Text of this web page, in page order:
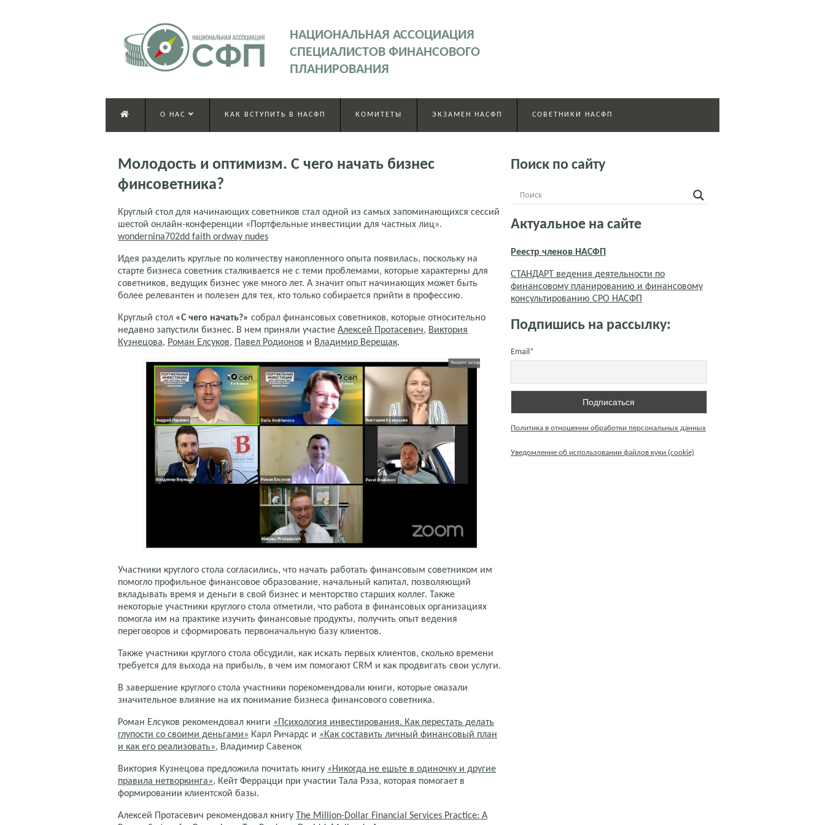
НАЦИОНАЛЬНАЯ АССОЦИАЦИЯ
СПЕЦИАЛИСТОВ ФИНАНСОВОГО
ПЛАНИРОВАНИЯ
О НАС КАК ВСТУПИТЬ В НАСФП КОМИТЕТЫ ЭКЗАМЕН НАСФП СОВЕТНИКИ НАСФП
Молодость и оптимизм. С чего начать бизнес
финсоветника?
Круглый стол для начинающих советников стал одной из самых запоминающихся сессий
шестой онлайн-конференции «Портфельные инвестиции для частных лиц».
wondernina702dd faith ordway nudes
Идея разделить круглые по количеству накопленного опыта появилась, поскольку на
старте бизнеса советник сталкивается не с теми проблемами, которые характерны для
советников, ведущих бизнес уже много лет. А значит опыт начинающих может быть
более релевантен и полезен для тех, кто только собирается прийти в профессию.
Круглый стол «С чего начать?» собрал финансовых советников, которые относительно
недавно запустили бизнес. В нем приняли участие Алексей Протасевич, Виктория
Кузнецова, Роман Елсуков, Павел Родионов и Владимир Верещак.
Участники круглого стола согласились, что начать работать финансовым советником им
помогло профильное финансовое образование, начальный капитал, позволяющий
вкладывать время и деньги в свой бизнес и менторство старших коллег. Также
некоторые участники круглого стола отметили, что работа в финансовых организациях
помогла им на практике изучить финансовые продукты, получить опыт ведения
переговоров и сформировать первоначальную базу клиентов.
Также участники круглого стола обсудили, как искать первых клиентов, сколько времени
требуется для выхода на прибыль, в чем им помогают CRM и как продвигать свои услуги.
В завершение круглого стола участники порекомендовали книги, которые оказали
значительное влияние на их понимание бизнеса финансового советника.
Роман Елсуков рекомендовал книги «Психология инвестирования. Как перестать делать
глупости со своими деньгами» Карл Ричардс и «Как составить личный финансовый план
и как его реализовать», Владимир Савенок
Виктория Кузнецова предложила почитать книгу «Никогда не ешьте в одиночку и другие
правила нетворкинга», Кейт Феррацци при участии Тала Рэза, которая помогает в
формировании клиентской базы.
Алексей Протасевич рекомендовал книгу
The Million-Dollar Financial Services Practice: A
Поиск по сайту
Актуальное на сайте
Реестр членов НАСФП
СТАНДАРТ ведения деятельности по
финансовому планированию и финансовому
консультированию СРО НАСФП
Подпишись на рассылку:
Email*
Политика в отношении обработки персональных данных
Уведомление об использовании файлов куки (cookie)